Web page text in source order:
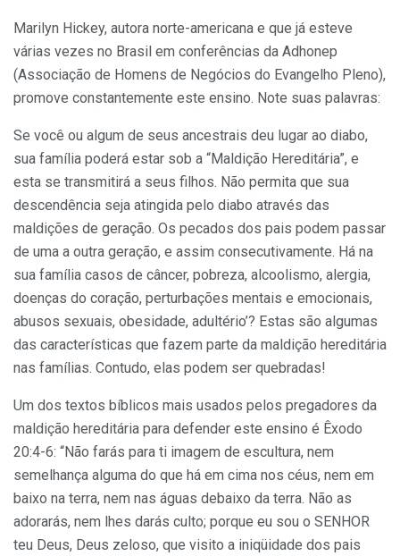
Marilyn Hickey, autora norte-americana e que já esteve
várias vezes no Brasil em conferências da Adhonep
(Associação de Homens de Negócios do Evangelho Pleno),
promove constantemente este ensino. Note suas palavras:
Se você ou algum de seus ancestrais deu lugar ao diabo,
sua família poderá estar sob a “Maldição Hereditária”, e
esta se transmitirá a seus filhos. Não permita que sua
descendência seja atingi­da pelo diabo através das
maldições de geração. Os pecados dos pais podem passar
de uma a outra geração, e assim consecutiva­mente. Há na
sua família casos de câncer, pobreza, alcoolismo, alergia,
doenças do coração, perturbações mentais e emocionais,
abusos sexuais, obesidade, adultério’? Estas são algumas
das características que fazem parte da maldição hereditária
nas famílias. Contudo, elas podem ser quebradas!
Um dos textos bíblicos mais usados pelos pregadores da
maldição hereditária para defender este ensino é Êxodo
20:4-6: “Não farás para ti imagem de escultura, nem
semelhança alguma do que há em cima nos céus, nem em
baixo na terra, nem nas águas debaixo da terra. Não as
adorarás, nem lhes darás culto; porque eu sou o SENHOR
teu Deus, Deus zeloso, que visito a iniqüidade dos pais